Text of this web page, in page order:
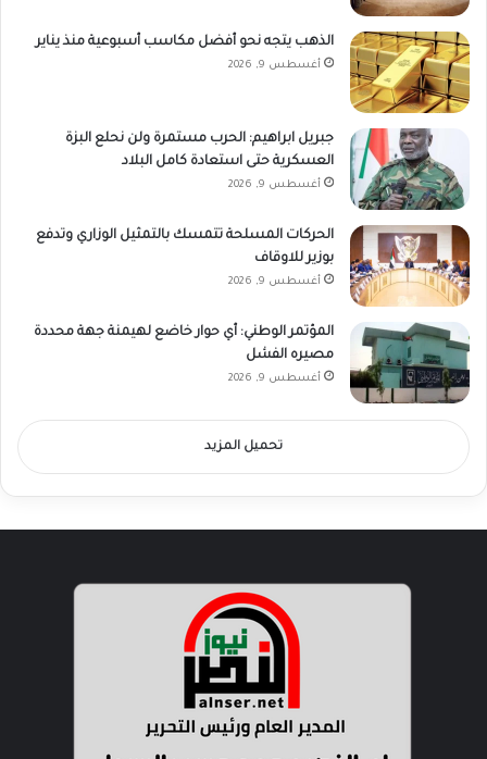
الذهب يتجه نحو أفضل مكاسب أسبوعية منذ يناير
أغسطس 9, 2026
جبريل ابراهيم: الحرب مستمرة ولن نحلع البزة
العسكرية حتى استعادة كامل البلاد
أغسطس 9, 2026
الحركات المسلحة تتمسك بالتمثيل الوزاري وتدفع
بوزير للاوقاف
أغسطس 9, 2026
المؤتمر الوطني: أي حوار خاضع لهيمنة جهة محددة
مصيره الفشل
أغسطس 9, 2026
تحميل المزيد